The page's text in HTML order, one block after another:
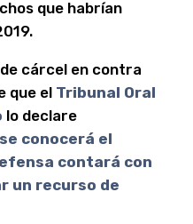
que habrían
cárcel en contra
que el Tribunal Oral
lo declare
conocerá el
contará con
un recurso de